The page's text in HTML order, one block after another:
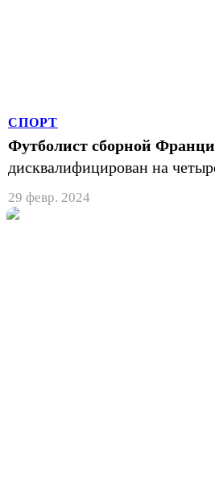
СПОРТ
Футболист сборной
дисквалифицирован на
29 февр. 2024